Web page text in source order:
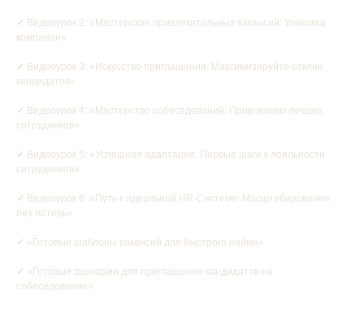
✓ Видеоурок 2: «Мастерская привлекательных вакансий: Упаковка
компании»
✓ Видеоурок 3: «Искусство приглашения: Максимизируйте отклик
кандидатов»
✓ Видеоурок 4: «Мастерство собеседований: Привлекаем лучших
сотрудников»
✓ Видеоурок 5: «Успешная адаптация: Первые шаги к лояльности
сотрудников»
✓ Видеоурок 6: «Путь к идеальной HR-Системе: Масштабирование
без потерь»
✓ «Готовые шаблоны вакансий для быстрого найма»
✓ «Готовые сценарии для приглашения кандидатов на
собеседование»